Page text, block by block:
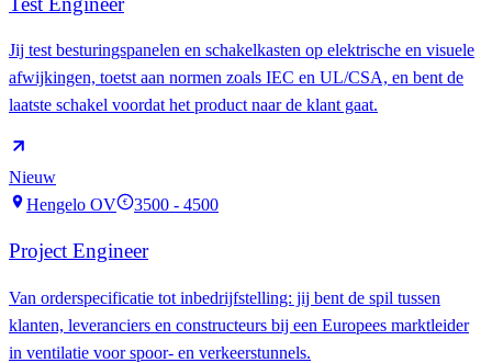
Jij test besturingspanelen en schakelkasten op elektrische en visuele
afwijkingen, toetst aan normen zoals IEC en UL/CSA, en bent de
laatste schakel voordat het product naar de klant gaat.
Nieuw
Hengelo OV
€ 3500 - 4500
Project Engineer
Van orderspecificatie tot inbedrijfstelling: jij bent de spil tussen
klanten, leveranciers en constructeurs bij een Europees marktleider
in ventilatie voor spoor- en verkeerstunnels.